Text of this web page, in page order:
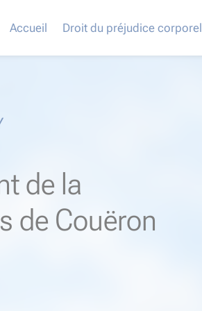
Accueil Droit du préjudice corporel
de la
de Couëron